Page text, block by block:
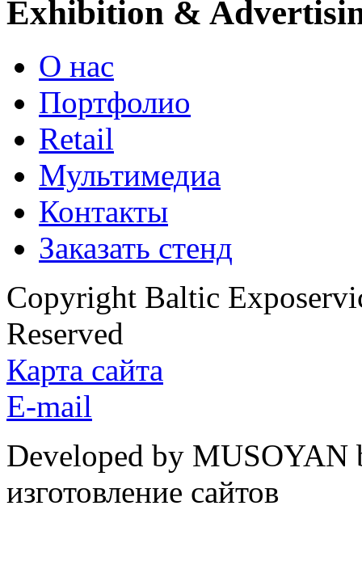
Exhibition &
О нас
Портфолио
Retail
Мультимедиа
Контакты
Заказать стенд
Copyright Baltic
Reserved
Карта сайта
E-mail
Developed by
изготовление сайтов